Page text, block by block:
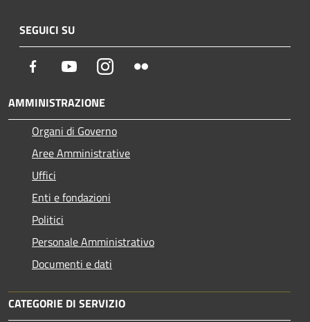
SEGUICI SU
Facebook YoutubeInstagram
AMMINISTRAZIONE
Organi di Governo
Aree Amministrative
Uffici
Enti e fondazioni
Politici
Personale Amministrativo
Documenti e dati
CATEGORIE DI SERVIZIO